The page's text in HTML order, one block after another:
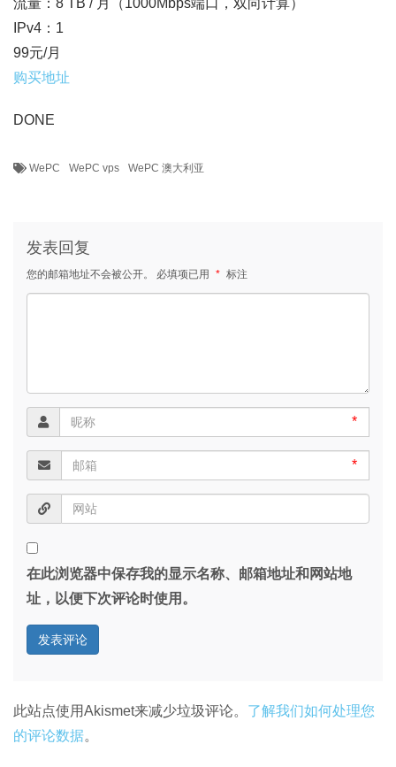
IPv4：1
99元/月
购买地址
DONE
WePC WePC vps WePC 澳大利亚
发表回复
您的邮箱地址不会被公开。 必填项已用 * 标注
*
*
在此浏览器中保存我的显示名称、邮箱地址和网站地
址，以便下次评论时使用。
此站点使用Akismet来减少垃圾评论。 了解我们如何处理您
的评论数据。